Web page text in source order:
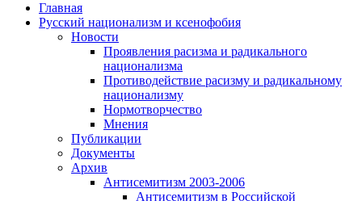
Главная
Русский национализм и ксенофобия
Новости
Проявления расизма и радикального
национализма
Противодействие расизму и радикальному
национализму
Нормотворчество
Мнения
Публикации
Документы
Архив
Антисемитизм 2003-2006
Антисемитизм в Российской